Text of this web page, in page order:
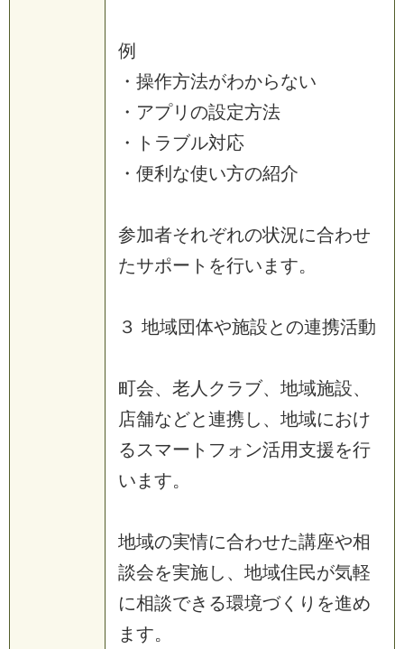
例
・操作方法がわからない
・アプリの設定方法
・トラブル対応
・便利な使い方の紹介
参加者それぞれの状況に合わせ
たサポートを行います。
３ 地域団体や施設との連携活動
町会、老人クラブ、地域施設、
店舗などと連携し、地域におけ
るスマートフォン活用支援を行
います。
地域の実情に合わせた講座や相
談会を実施し、地域住民が気軽
に相談できる環境づくりを進め
ます。